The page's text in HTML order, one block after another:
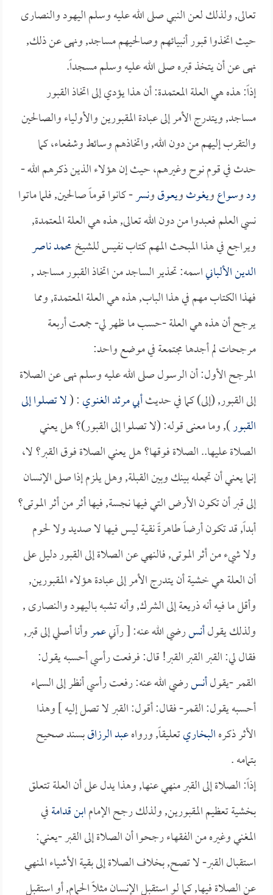
تعالى, ولذلك لعن النبي صلى الله عليه وسلم اليهود والنصارى
حيث اتخذوا قبور أنبيائهم وصالحيهم مساجد, ونهى عن ذلك,
نهى عن أن يتخذ قبره صلى الله عليه وسلم مسجداً.
إذاً: هذه هي العلة المعتمدة: أن هذا يؤدي إلى اتخاذ القبور
مساجد, ويتدرج الأمر إلى عبادة المقبورين والأولياء والصالحين
والتقرب إليهم من دون الله, واتخاذهم وسائط وشفعاء، كما
حدث في قوم نوح وغيرهم، حيث إن هؤلاء الذين ذكرهم الله -
ودوسواعويغوثويعوقونسر- كانوا قوماً صالحين, فلما ماتوا
نسي العلم فعبدوا من دون الله تعالى, هذه هي العلة المعتمدة,
ويراجع في هذا المبحث المهم كتاب نفيس للشيخمحمد ناصر
الدين الألبانياسمه: تحذير الساجد من اتخاذ القبور مساجد ,
فهذا الكتاب مهم في هذا الباب, هذه هي العلة المعتمدة, ومما
يرجح أن هذه هي العلة -حسب ما ظهر لي- جمعت أربعة
مرجحات لم أجدها مجتمعة في موضع واحد:
المرجح الأول: أن الرسول صلى الله عليه وسلم نهى عن الصلاة
إلى القبور, (إلى) كما في حديثأبي مرثد الغنوي: (لا تصلوا إلى
القبور), وما معنى قوله: (لا تصلوا إلى القبور)؟ هل يعني
الصلاة عليها.. الصلاة فوقها؟ هل يعني الصلاة فوق القبر؟ لا،
إنما يعني أن تجعله بينك وبين القبلة, وهل يلزم إذا صلى الإنسان
إلى قبر أن تكون الأرض التي فيها نجسة, فيها أثر من أثر الموتى؟
أبداً, قد تكون أرضاً طاهرةً نقية ليس فيها لا صديد ولا لحوم
ولا شيء من أثر الموتى, فالنهي عن الصلاة إلى القبور دليل على
أن العلة هي خشية أن يتدرج الأمر إلى عبادة هؤلاء المقبورين,
وأقل ما فيه أنه ذريعة إلى الشرك, وأنه تشبه بـاليهود والنصارى ,
ولذلك يقولأنسرضي الله عنه: [ رآنيعمروأنا أصلي إلى قبر,
فقال لي: القبر القبر القبر! قال: فرفعت رأسي أحسبه يقول:
القمر -يقولأنسرضي الله عنه: رفعت رأسي أنظر إلى السماء
أحسبه يقول: القمر- فقال: أقول: القبر لا تصل إليه ] وهذا
الأثر ذكرهالبخاريتعليقاً, ورواهعبد الرزاقبسند صحيح
بتمامه .
إذاً: الصلاة إلى القبر منهي عنها, وهذا يدل على أن العلة تتعلق
بخشية تعظيم المقبورين, ولذلك رجح الإمامابن قدامةفي
المغني وغيره من الفقهاء رجحوا أن الصلاة إلى القبر -يعني:
استقبال القبر- لا تصح, بخلاف الصلاة إلى بقية الأشياء المنهي
عن الصلاة فيها, كما لو استقبل الإنسان مثلاً الحمام, أو استقبل